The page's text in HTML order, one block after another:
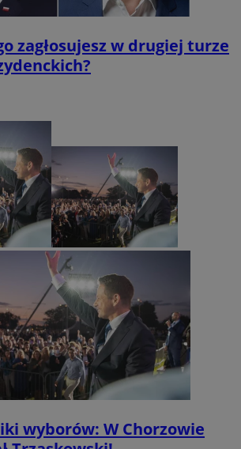
zagłosujesz w drugiej turze
wyborów: W Chorzowie